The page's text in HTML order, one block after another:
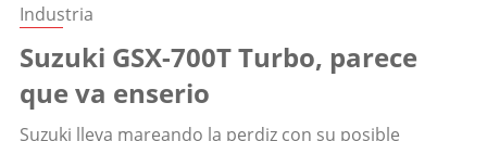
Industria
Suzuki GSX-700T Turbo, parece
que va enserio
Suzuki lleva mareando la perdiz con su posible